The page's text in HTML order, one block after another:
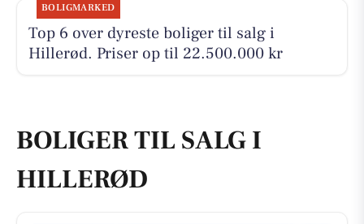
BOLIGMARKED
Top 6 over dyreste boliger til salg i
Hillerød. Priser op til 22.500.000 kr
BOLIGER TIL SALG I
HILLERØD